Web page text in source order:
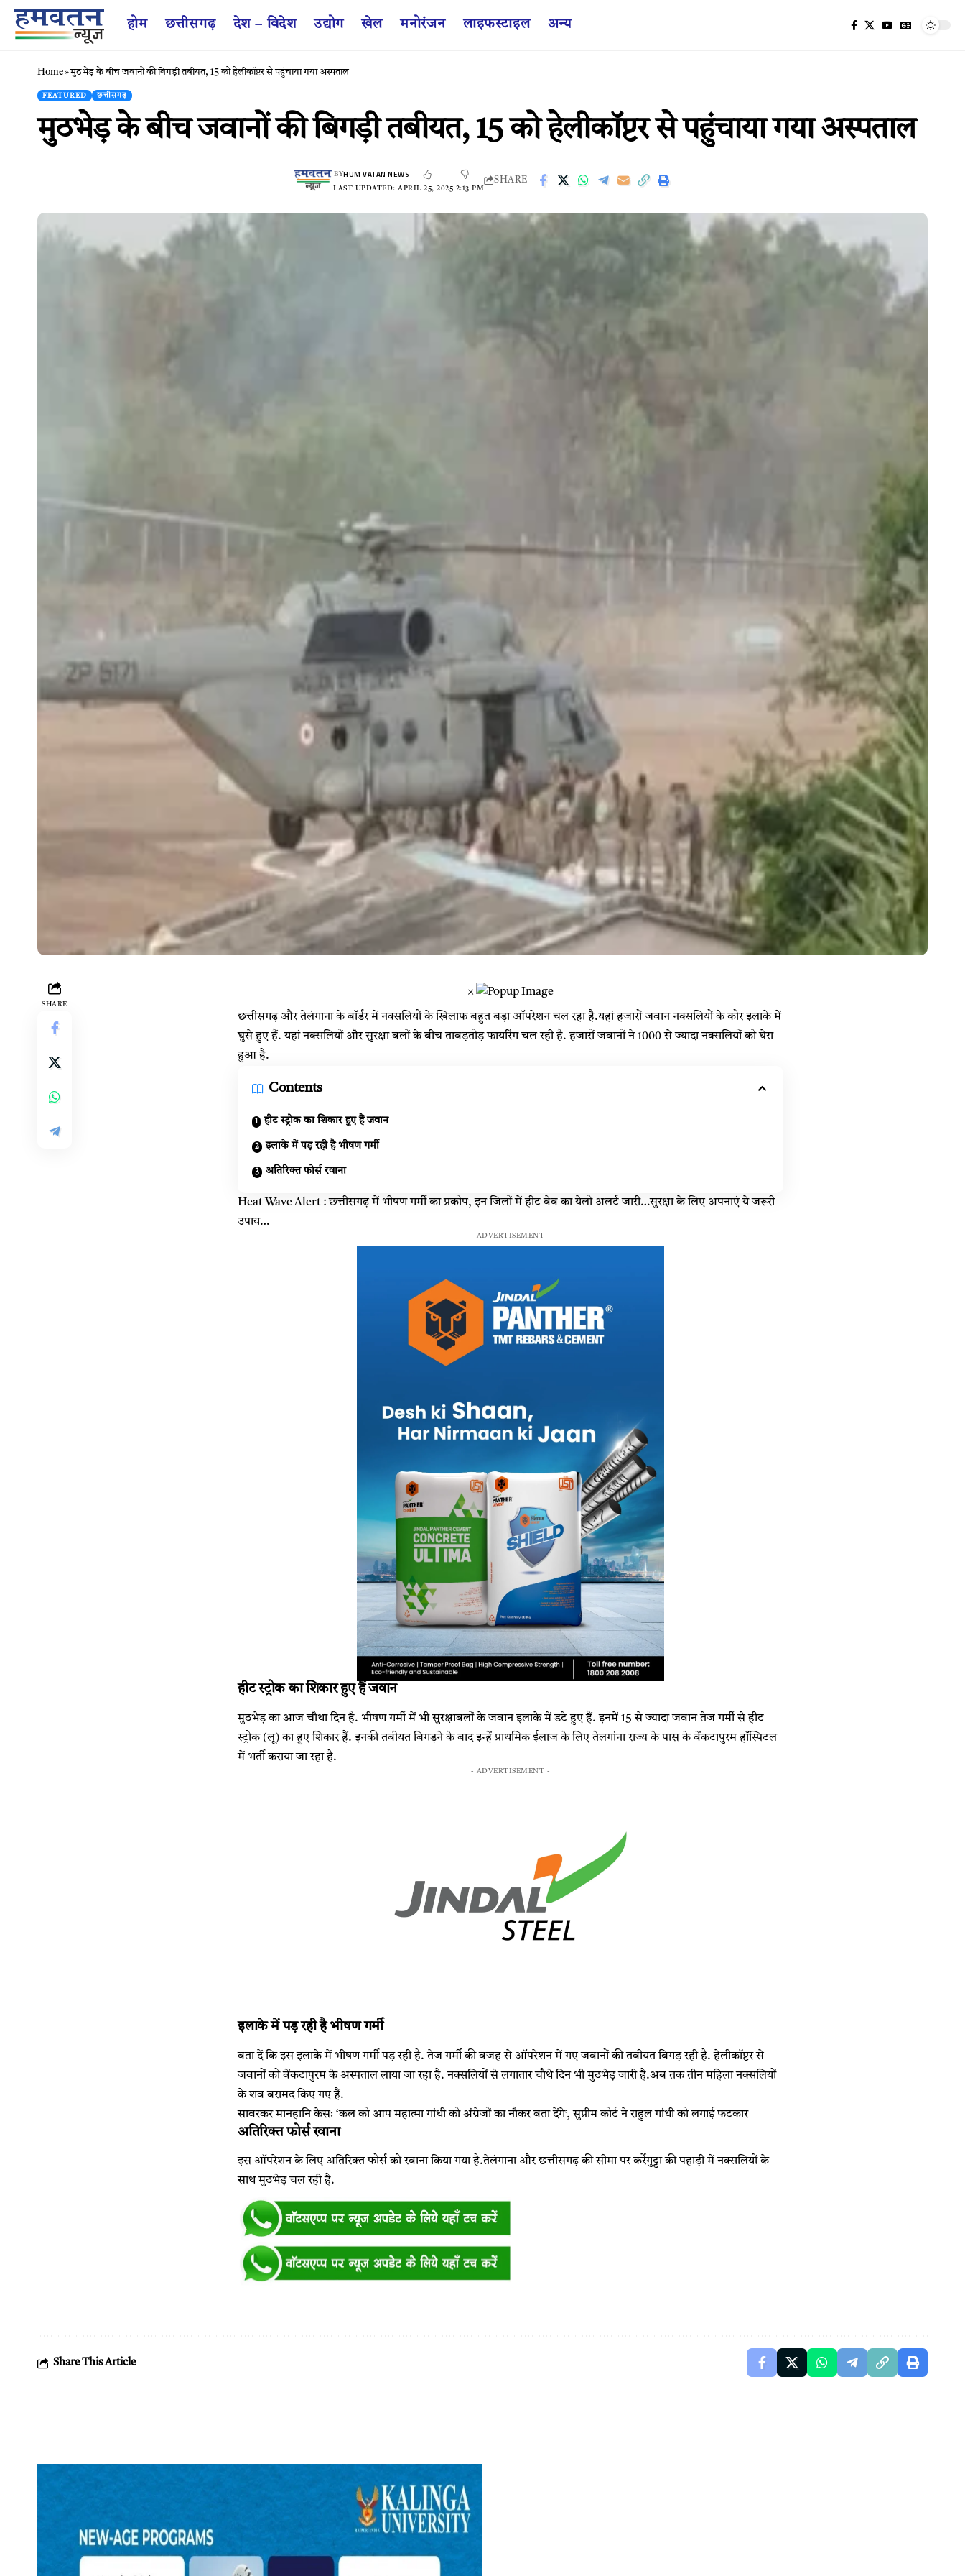
होम छत्तीसगढ़ देश – विदेश उद्योग खेल मनोरंजन लाइफस्टाइल अन्य
Home»मुठभेड़ के बीच जवानों की बिगड़ी तबीयत, 15 को हेलीकॉप्टर से पहुंचाया गया अस्पताल
FEATURED छत्तीसगढ़
मुठभेड़ के बीच जवानों की बिगड़ी तबीयत, 15 को हेलीकॉप्टर से पहुंचाया गया अस्पताल
LAST UPDATED: APRIL 25, 2025 2:13 PM
BYHUM VATAN NEWS
SHARE
SHARE
×
छत्तीसगढ़ और तेलंगाना के बॉर्डर में नक्सलियों के खिलाफ बहुत बड़ा ऑपरेशन चल रहा है.यहां हजारों जवान नक्सलियों के कोर इलाके में
घुसे हुए हैं. यहां नक्सलियों और सुरक्षा बलों के बीच ताबड़तोड़ फायरिंग चल रही है. हजारों जवानों ने 1000 से ज्यादा नक्सलियों को घेरा
हुआ है.
Contents
हीट स्ट्रोक का शिकार हुए हैं जवान
इलाके में पड़ रही है भीषण गर्मी
अतिरिक्त फोर्स रवाना
Heat Wave Alert : छत्तीसगढ़ में भीषण गर्मी का प्रकोप, इन जिलों में हीट वेव का येलो अलर्ट जारी…सुरक्षा के लिए अपनाएं ये जरूरी
उपाय…
- ADVERTISEMENT -
हीट स्ट्रोक का शिकार हुए हैं जवान
मुठभेड़ का आज चौथा दिन है. भीषण गर्मी में भी सुरक्षाबलों के जवान इलाके में डटे हुए हैं. इनमें 15 से ज्यादा जवान तेज गर्मी से हीट
स्ट्रोक (लू) का हुए शिकार हैं. इनकी तबीयत बिगड़ने के बाद इन्हें प्राथमिक ईलाज के लिए तेलगांना राज्य के पास के वेंकटापुरम हॉस्पिटल
में भर्ती कराया जा रहा है.
- ADVERTISEMENT -
इलाके में पड़ रही है भीषण गर्मी
बता दें कि इस इलाके में भीषण गर्मी पड़ रही है. तेज गर्मी की वजह से ऑपरेशन में गए जवानों की तबीयत बिगड़ रही है. हेलीकॉप्टर से
जवानों को वेंकटापुरम के अस्पताल लाया जा रहा है. नक्सलियों से लगातार चौथे दिन भी मुठभेड़ जारी है.अब तक तीन महिला नक्सलियों
के शव बरामद किए गए हैं.
सावरकर मानहानि केसः ‘कल को आप महात्मा गांधी को अंग्रेजों का नौकर बता देंगे’, सुप्रीम कोर्ट ने राहुल गांधी को लगाई फटकार
अतिरिक्त फोर्स रवाना
इस ऑपरेशन के लिए अतिरिक्त फोर्स को रवाना किया गया है.तेलंगाना और छत्तीसगढ़ की सीमा पर कर्रेगुट्टा की पहाड़ी में नक्सलियों के
साथ मुठभेड़ चल रही है.
Share This Article